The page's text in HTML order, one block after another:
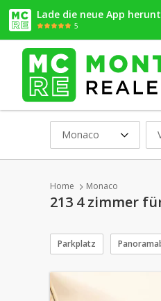
Lade die neue App
5
Monaco
Home Monaco
213 4 zimmer
Parkplatz